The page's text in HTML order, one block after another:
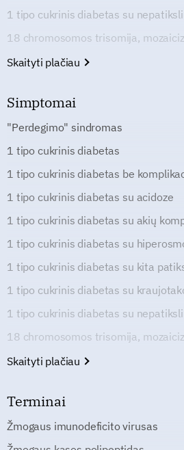
1 tipo cukrinis diabetas su
18 chromosomos trisomija,
Skaityti plačiau
Simptomai
"Perdegimo" sindromas
1 tipo cukrinis diabetas
1 tipo cukrinis diabetas be
1 tipo cukrinis diabetas su acidoze
1 tipo cukrinis diabetas su akių
1 tipo cukrinis diabetas su
1 tipo cukrinis diabetas su kita
1 tipo cukrinis diabetas su
1 tipo cukrinis diabetas su
18 chromosomos trisomija,
Skaityti plačiau
Terminai
Žmogaus imunodeficito virusas